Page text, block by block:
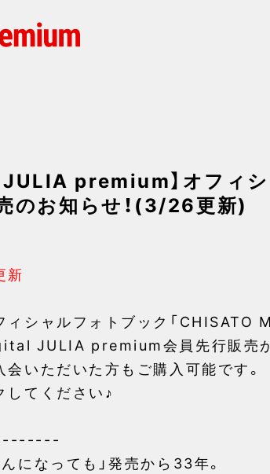
premium】オフィ
のお知らせ！(3/26更新)
新
ィシャルフォトブック「
JULIA premium会員先行販売が
会いただいた方もご購入可能です。
してください♪
になっても」発売から33年。